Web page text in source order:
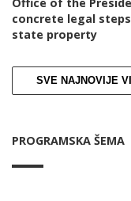
concrete legal
state property
SVE NAJNOVIJE
PROGRAMSKA ŠEMA